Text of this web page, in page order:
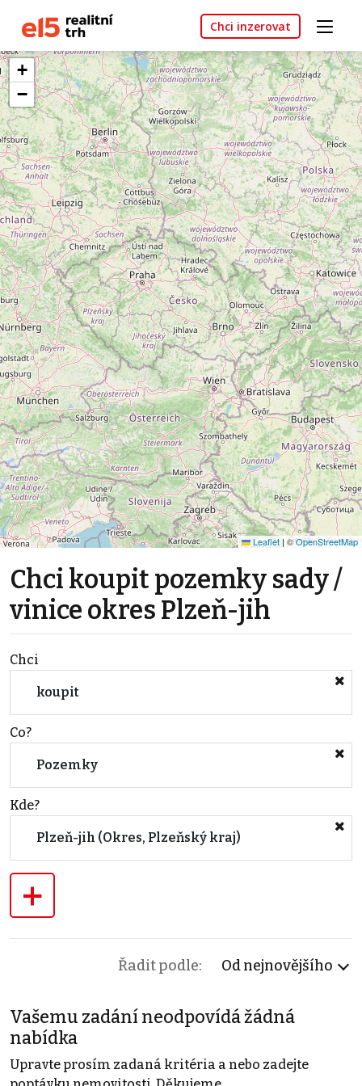
Chci inzerovat
+
−
Leaflet | ©OpenStreetMap
Chci koupit pozemky sady /
vinice okres Plzeň-jih
Chci
koupit
Co?
Pozemky
Kde?
Plzeň-jih (Okres, Plzeňský kraj)
+
Řadit podle: Od nejnovějšího
Vašemu zadání neodpovídá žádná
nabídka
Upravte prosím zadaná kritéria a nebo zadejte